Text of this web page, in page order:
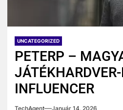
UNCATEGORIZED
PETERP –
INFLUENCER
TechAgent Január 14, 2026